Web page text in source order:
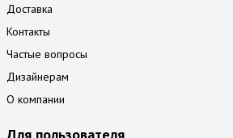
Доставка
Контакты
Частые вопросы
Дизайнерам
О компании